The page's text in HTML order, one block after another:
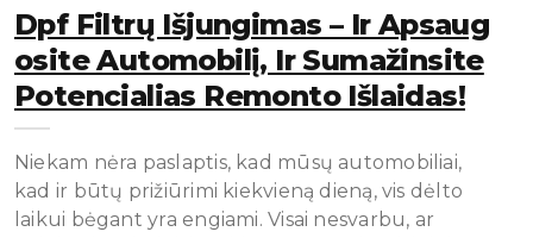
Dpf Filtrų Išjungimas – Ir Apsaug
Osite Automobilį, Ir Sumažinsite
Potencialias Remonto Išlaidas!
Niekam nėra paslaptis, kad mūsų automobiliai,
kad ir būtų prižiūrimi kiekvieną dieną, vis dėlto
laikui bėgant yra engiami. Visai nesvarbu, ar